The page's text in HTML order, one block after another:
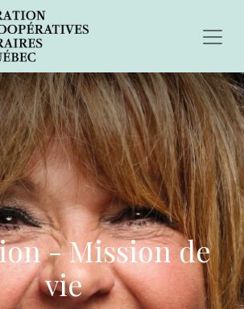
- Mission de
vie